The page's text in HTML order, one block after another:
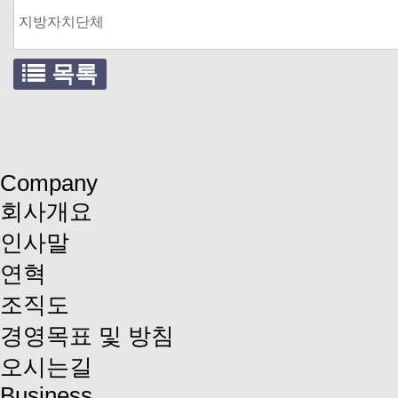
지방자치단체
목록
Company
회사개요
인사말
연혁
조직도
경영목표 및 방침
오시는길